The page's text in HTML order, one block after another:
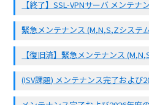
【終了】SSL-VPNサーバ メンテナ
緊急メンテナンス (M,N,S,Zシステ
【復旧済】緊急メンテナンス
(ISV課題) メンテナンス完了および